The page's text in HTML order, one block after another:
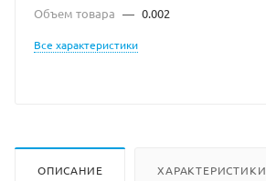
Объем товара — 0.002
Все характеристики
ОПИСАНИЕ ХАРАКТЕРИСТИКИ